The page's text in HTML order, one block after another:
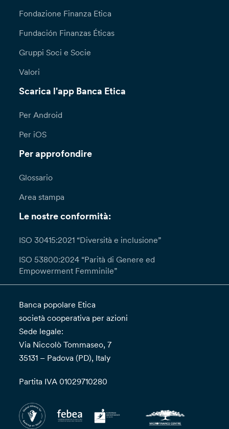
Fondazione Finanza Etica
Fundación Finanzas Éticas
Gruppi Soci e Socie
Valori
Scarica l'app Banca Etica
Per Android
Per iOS
Per approfondire
Glossario
Area stampa
Le nostre conformità:
ISO 30415:2021 “Diversità e inclusione”
ISO 53800:2024 “Parità di Genere ed
Empowerment Femminile”
Banca popolare Etica
società cooperativa per azioni
Sede legale:
Via Niccolò Tommaseo, 7
35131 – Padova (PD), Italy
Partita IVA 01029710280